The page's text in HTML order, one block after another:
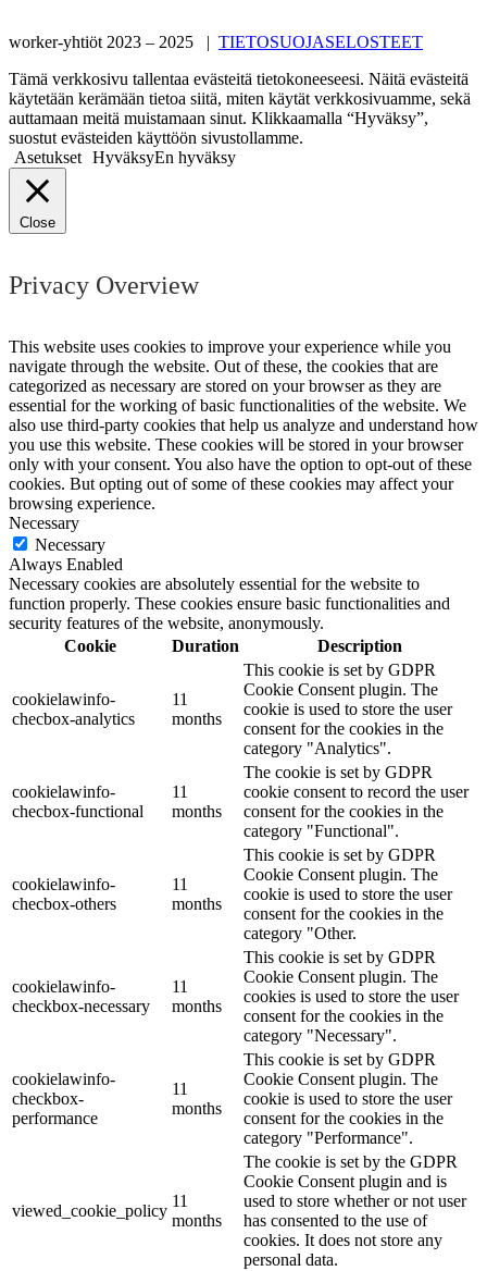
worker-yhtiöt 2023 – 2025 | TIETOSUOJASELOSTEET
Tämä verkkosivu tallentaa evästeitä tietokoneeseesi. Näitä evästeitä
käytetään kerämään tietoa siitä, miten käytät verkkosivuamme, sekä
auttamaan meitä muistamaan sinut. Klikkaamalla “Hyväksy”,
suostut evästeiden käyttöön sivustollamme.
Asetukset HyväksyEn hyväksy
Close
Privacy Overview
This website uses cookies to improve your experience while you
navigate through the website. Out of these, the cookies that are
categorized as necessary are stored on your browser as they are
essential for the working of basic functionalities of the website. We
also use third-party cookies that help us analyze and understand how
you use this website. These cookies will be stored in your browser
only with your consent. You also have the option to opt-out of these
cookies. But opting out of some of these cookies may affect your
browsing experience.
Necessary
Necessary
Always Enabled
Necessary cookies are absolutely essential for the website to
function properly. These cookies ensure basic functionalities and
security features of the website, anonymously.
Cookie
Duration Description
cookielawinfo-
checbox-analytics
11
months
This cookie is set by GDPR
Cookie Consent plugin. The
cookie is used to store the user
consent for the cookies in the
category "Analytics".
cookielawinfo-
checbox-functional
11
months
The cookie is set by GDPR
cookie consent to record the user
consent for the cookies in the
category "Functional".
cookielawinfo-
checbox-others
11
months
This cookie is set by GDPR
Cookie Consent plugin. The
cookie is used to store the user
consent for the cookies in the
category "Other.
cookielawinfo-
checkbox-necessary
11
months
This cookie is set by GDPR
Cookie Consent plugin. The
cookies is used to store the user
consent for the cookies in the
category "Necessary".
cookielawinfo-
checkbox-
performance
11
months
This cookie is set by GDPR
Cookie Consent plugin. The
cookie is used to store the user
consent for the cookies in the
category "Performance".
viewed_cookie_policy
11
months
The cookie is set by the GDPR
Cookie Consent plugin and is
used to store whether or not user
has consented to the use of
cookies. It does not store any
personal data.